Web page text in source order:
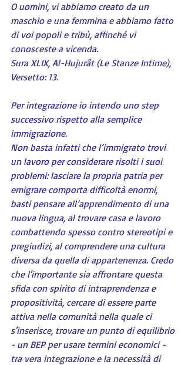
O uomini, vi abbiamo creato da un
maschio e una femmina e abbiamo fatto
di voi popoli e tribù, affinché vi
conosceste a vicenda.
Sura XLIX, Al-Hujurât (Le Stanze Intime),
Versetto: 13.
Per integrazione io intendo uno step
successivo rispetto alla semplice
immigrazione.
Non basta infatti che l’immigrato trovi
un lavoro per considerare risolti i suoi
problemi: lasciare la propria patria per
emigrare comporta difficoltà enormi,
basti pensare all’apprendimento di una
nuova lingua, al trovare casa e lavoro
combattendo spesso contro stereotipi e
pregiudizi, al comprendere una cultura
diversa da quella di appartenenza. Credo
che l'importante sia affrontare questa
sfida con spirito di intraprendenza e
propositività, cercare di essere parte
attiva nella comunità nella quale ci
s'inserisce, trovare un punto di equilibrio
- un BEP per usare termini economici -
tra vera integrazione e la necessità di